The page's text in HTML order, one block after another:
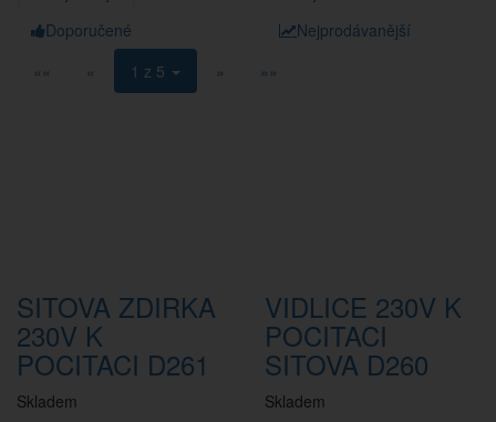
Doporučené
Nejprodávanější
««
« 1 z 5 » »»
SITOVA ZDIRKA
230V K
POCITACI D261
Skladem
VIDLICE 230V K
POCITACI
SITOVA D260
Skladem